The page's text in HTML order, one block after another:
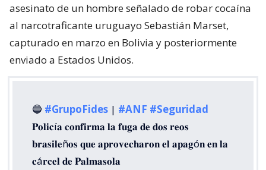
asesinato de un hombre señalado de robar cocaína
al narcotraficante uruguayo Sebastián Marset,
capturado en marzo en Bolivia y posteriormente
enviado a Estados Unidos.
🔵 #GrupoFides | #ANF #Seguridad
𝐏𝐨𝐥𝐢𝐜í𝐚 𝐜𝐨𝐧𝐟𝐢𝐫𝐦𝐚 𝐥𝐚 𝐟𝐮𝐠𝐚 𝐝𝐞 𝐝𝐨𝐬 𝐫𝐞𝐨𝐬
𝐛𝐫𝐚𝐬𝐢𝐥𝐞ñ𝐨𝐬 𝐪𝐮𝐞 𝐚𝐩𝐫𝐨𝐯𝐞𝐜𝐡𝐚𝐫𝐨𝐧 𝐞𝐥 𝐚𝐩𝐚𝐠ó𝐧 𝐞𝐧 𝐥𝐚
𝐜á𝐫𝐜𝐞𝐥 𝐝𝐞 𝐏𝐚𝐥𝐦𝐚𝐬𝐨𝐥𝐚